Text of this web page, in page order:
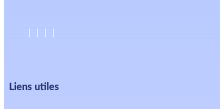
Liens utiles